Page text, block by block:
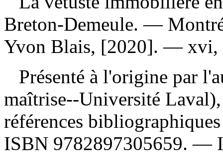
Breton-Demeule. —
Yvon Blais, [2020]. — xvi,
Présenté à l'origine par
maîtrise--Université
références
ISBN 9782897305659. —